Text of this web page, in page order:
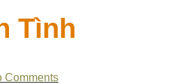
Tình
Comments